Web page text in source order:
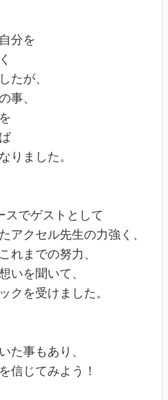
分を
たが、
事、
りました。
スでゲストとして
アクセル先生の力強く、
れまでの努力、
いを聞いて、
クを受けました。
た事もあり、
信じてみよう！